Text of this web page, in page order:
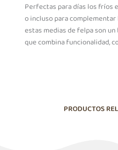
Perfectas para días los fríos
o incluso para
estas medias de felpa son
que combina funcionalidad,
PRODUCTOS